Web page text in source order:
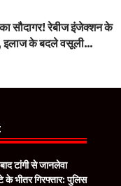
सौदागर! रेबीज इंजेक्शन के
इलाज के बदले वसूली…
टांगी से जानलेवा
भीतर गिरफ्तार: पुलिस